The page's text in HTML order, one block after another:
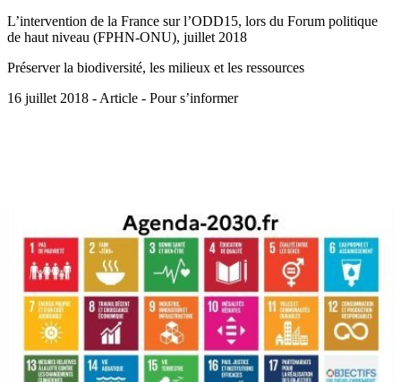
L’intervention de la France sur l’ODD15, lors du Forum politique
de haut niveau (FPHN-ONU), juillet 2018
Préserver la biodiversité, les milieux et les ressources
16 juillet 2018 - Article - Pour s’informer